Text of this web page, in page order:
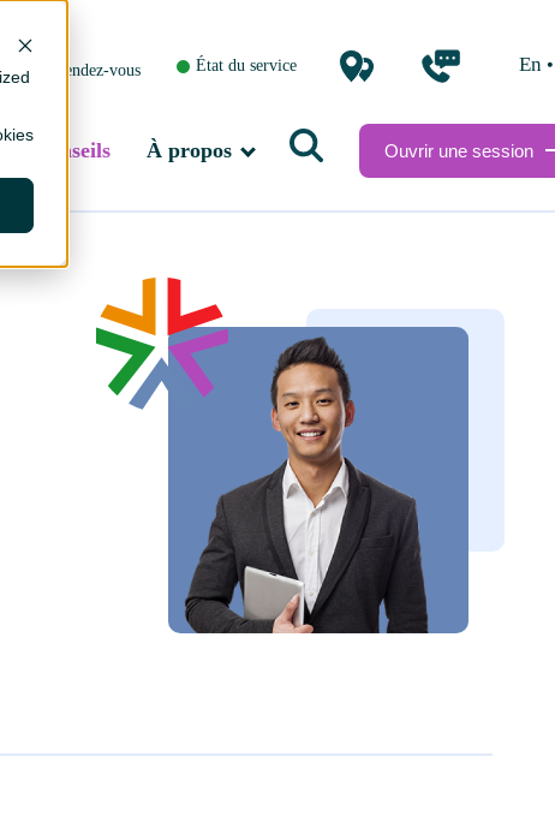
Prendre rendez-vous État du service en •
Conseils À propos Ouvrir une session